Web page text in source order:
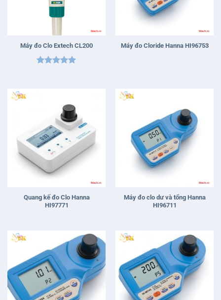
Máy đo Clo Extech CL200 Máy đo Cloride Hanna HI96753
Quang kế đo Clo Hanna
HI97771
Máy đo clo dư và tổng Hanna
HI96711